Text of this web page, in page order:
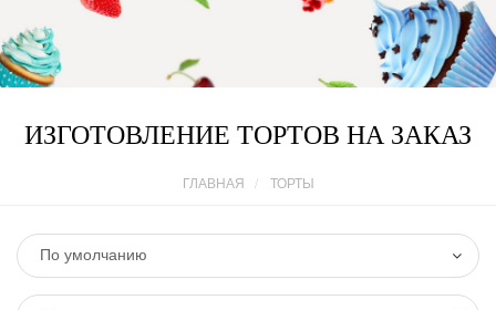
ИЗГОТОВЛЕНИЕ ТОРТОВ НА ЗАКАЗ
ГЛАВНАЯ ТОРТЫ
По умолчанию